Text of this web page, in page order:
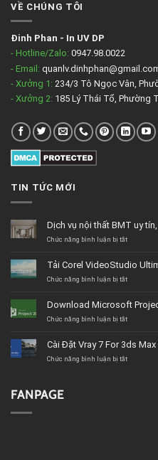
VỀ CHÚNG TÔI
Đinh Phan - In UV DP
- Hotline/Zalo: 0947.98.0022
- Email:
- Xưởng 1: 234/3 Tô Ngọc Vân,
- Xưởng 2: 185 Lý Thái Tổ, Phường
TIN TỨC MỚI
Dịch vụ nội thất BMT uy
Chức năng bình luận bị tắtở
nội
thất
tín,
giá
lượng
Tải Corel VideoStudio
Chức năng bình luận bị tắtở
Ultimate
Link
GG
Download Microsoft
Chức năng bình luận bị tắtở
Project
2019
Cài Đặt Vray 7 For 3ds
Chức năng bình luận bị tắtở
FANPAGE